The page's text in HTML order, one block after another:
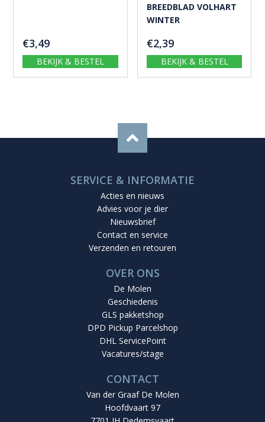
€3,49
BEKIJK & BESTEL
BREEDBLAD VOLHART
WINTER
€2,39
BEKIJK & BESTEL
SERVICE & INFORMATIE
Acties en nieuws
Advies voor je dier
Nieuwsbrief
Contact en service
Verzenden en retouren
OVER ONS
De Molen
Geschiedenis
GLS pakketshop
DPD Pickup Parcelshop
DHL ServicePoint
Vacatures/stage
CONTACT
Van der Graaf De Molen
Hoofdvaart 97